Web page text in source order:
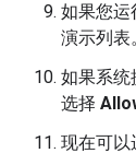
如果您运
演示列表
如果系统
选择
现在可以